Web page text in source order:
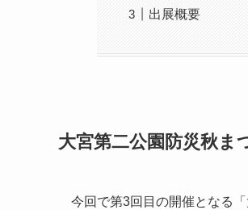
出展概要
大宮第二公園防災秋ま
今回で第3回目の開催となる